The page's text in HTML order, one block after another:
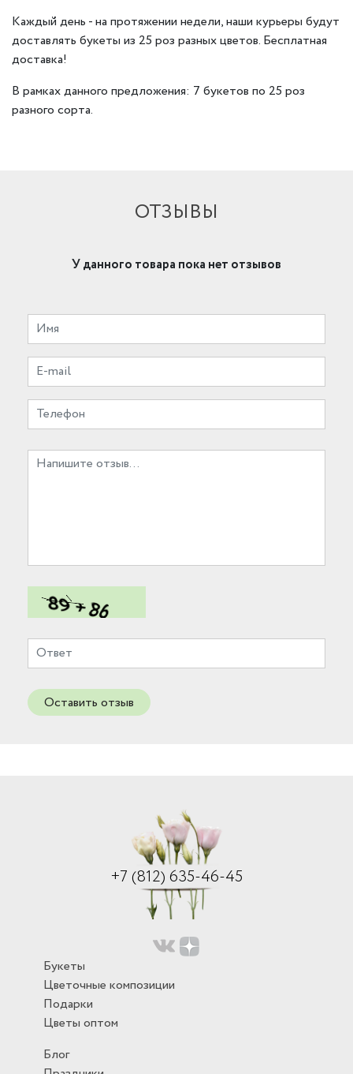
Каждый день - на протяжении недели, наши курьеры будут
доставлять букеты из 25 роз разных цветов. Бесплатная
доставка!
В рамках данного предложения: 7 букетов по 25 роз
разного сорта.
ОТЗЫВЫ
У данного товара пока нет отзывов
Оставить отзыв
+7 (812) 635-46-45
Букеты
Цветочные композиции
Подарки
Цветы оптом
Блог